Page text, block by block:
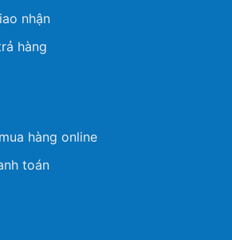
nhận
hàng
hàng online
toán